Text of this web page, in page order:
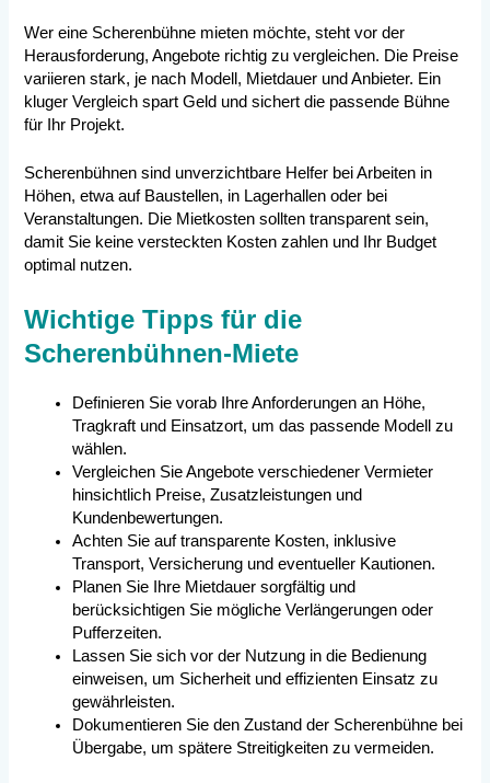
Wer eine Scherenbühne mieten möchte, steht vor der
Herausforderung, Angebote richtig zu vergleichen. Die Preise
variieren stark, je nach Modell, Mietdauer und Anbieter. Ein
kluger Vergleich spart Geld und sichert die passende Bühne
für Ihr Projekt.
Scherenbühnen sind unverzichtbare Helfer bei Arbeiten in
Höhen, etwa auf Baustellen, in Lagerhallen oder bei
Veranstaltungen. Die Mietkosten sollten transparent sein,
damit Sie keine versteckten Kosten zahlen und Ihr Budget
optimal nutzen.
Wichtige Tipps für die
Scherenbühnen-Miete
Definieren Sie vorab Ihre Anforderungen an Höhe,
Tragkraft und Einsatzort, um das passende Modell zu
wählen.
Vergleichen Sie Angebote verschiedener Vermieter
hinsichtlich Preise, Zusatzleistungen und
Kundenbewertungen.
Achten Sie auf transparente Kosten, inklusive
Transport, Versicherung und eventueller Kautionen.
Planen Sie Ihre Mietdauer sorgfältig und
berücksichtigen Sie mögliche Verlängerungen oder
Pufferzeiten.
Lassen Sie sich vor der Nutzung in die Bedienung
einweisen, um Sicherheit und effizienten Einsatz zu
gewährleisten.
Dokumentieren Sie den Zustand der Scherenbühne bei
Übergabe, um spätere Streitigkeiten zu vermeiden.